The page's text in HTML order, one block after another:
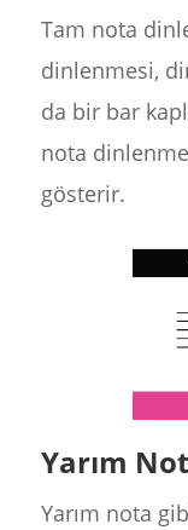
Tam nota
dinlenmesi,
da bir bar
nota
gösterir.
Yarım
Yarım nota